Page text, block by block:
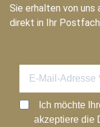
Sie erhalten von
direkt in Ihr Postfach.
Ich möchte
akzeptiere die